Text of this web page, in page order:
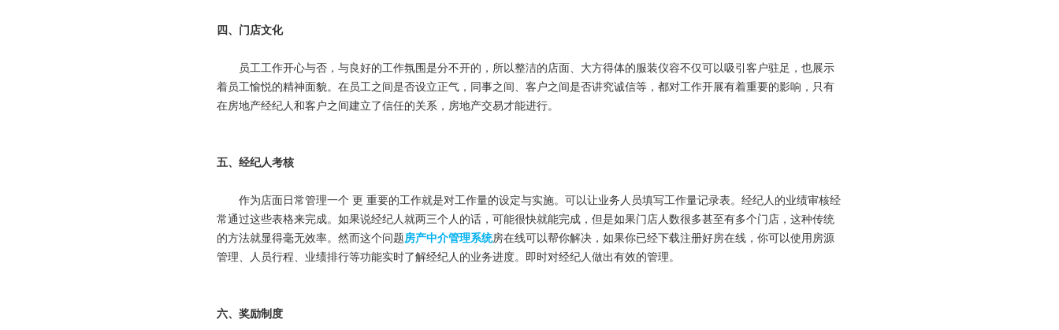
四、门店文化
员工工作开心与否，与良好的工作氛围是分不开的，所以整洁的店面、大方得体的服装仪容不仅可以吸引客户驻足，也展示
着员工愉悦的精神面貌。在员工之间是否设立正气，同事之间、客户之间是否讲究诚信等，都对工作开展有着重要的影响，只有
在房地产经纪人和客户之间建立了信任的关系，房地产交易才能进行。
五、 经纪人考核
作为店面日常管理一个 更 重要的工作就是对工作量的设定与实施。可以让业务人员填写工作量记录表。 经纪人的业绩审核经
常通过这些表格来完成。如果说经纪人就两三个人的话，可能很快就能完成，但是如果门店人数很多甚至有多个门店，这种传统
的方法就显得毫无效率。然而这个问题房产中介管理系统房在线可以帮你解决，如果你已经下载注册好房在线，你可以使用房源
管理、人员行程、业绩排行等功能实时了解经纪人的业务进度。即时对经纪人做出有效的管理。
六、 奖励制度